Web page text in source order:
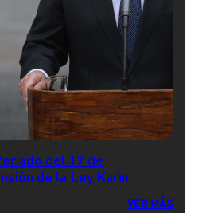
del 17 de
de la Ley Karin
VER MÁS